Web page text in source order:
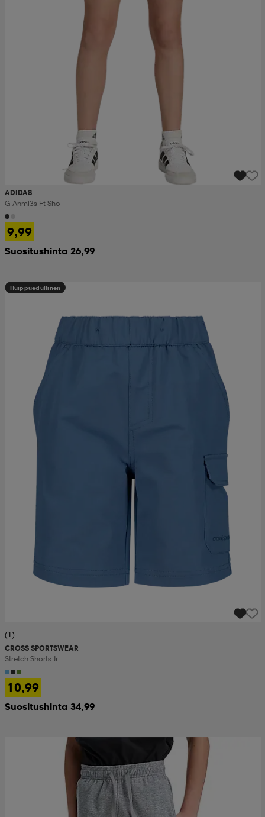
ADIDAS
G Anml3s Ft Sho
9,99
Suositushinta 26,99
Huippuedullinen
(1)
CROSS SPORTSWEAR
Stretch Shorts Jr
10,99
Suositushinta 34,99